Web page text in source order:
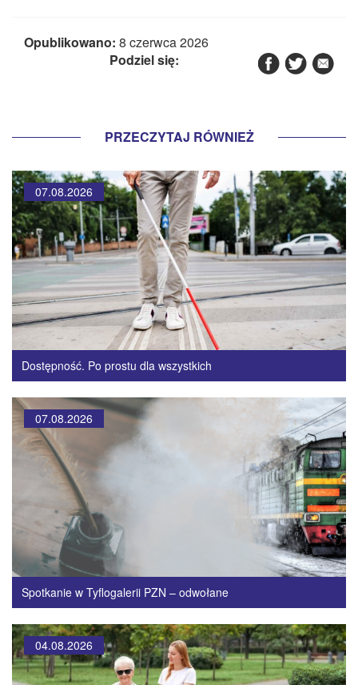
Opublikowano: 8 czerwca 2026
Podziel się:
PRZECZYTAJ RÓWNIEŻ
07.08.2026
Dostępność. Po prostu dla wszystkich
07.08.2026
Spotkanie w Tyflogalerii PZN – odwołane
04.08.2026